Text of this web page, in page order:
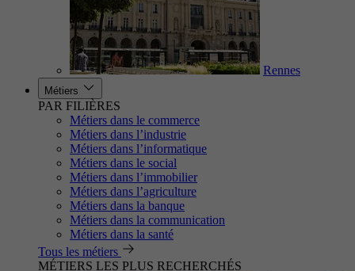
Rennes
Métiers
PAR FILIÈRES
Métiers dans le commerce
Métiers dans l’industrie
Métiers dans l’informatique
Métiers dans le social
Métiers dans l’immobilier
Métiers dans l’agriculture
Métiers dans la banque
Métiers dans la communication
Métiers dans la santé
Tous les métiers
MÉTIERS LES PLUS RECHERCHÉS